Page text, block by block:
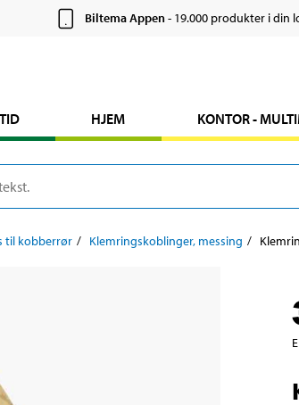
Biltema Appen- 19.000 produkter i din
HJEM KONTOR -
til kobberrør Klemringskoblinger, messing